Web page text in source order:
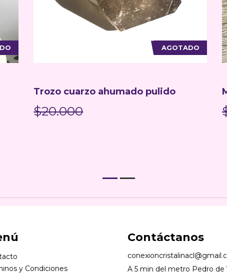
AGOTADO
Trozo cuarzo ahumado pulido
$20.000
y Condiciones
Contáctanos
A 5 min del metro Pedro de